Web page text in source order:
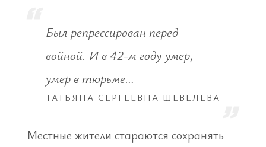
Был репрессирован перед
войной. И в 42-м году умер,
умер в тюрьме…
ТАТЬЯНА СЕРГЕЕВНА ШЕВЕЛЕВА
Местные жители стараются сохранять